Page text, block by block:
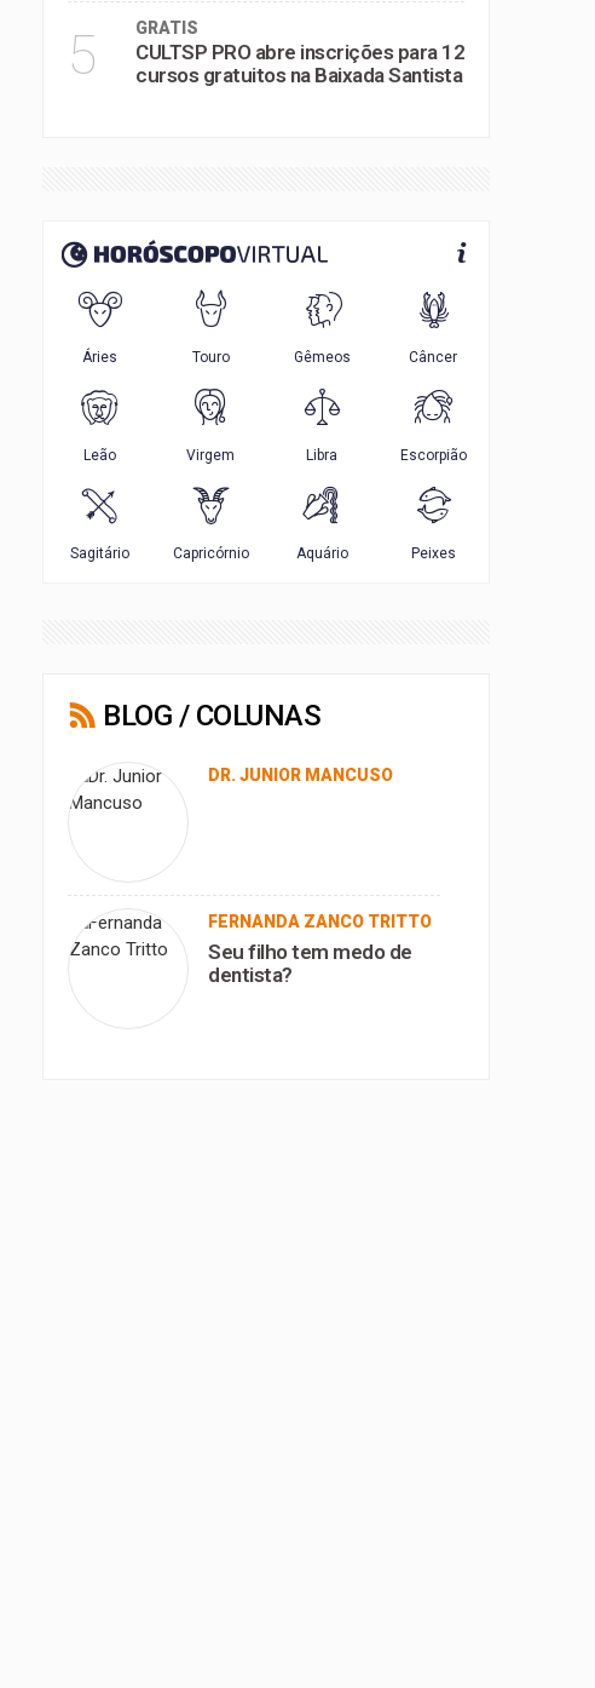
5 GRATIS
CULTSP PRO abre inscrições para 12
cursos gratuitos na Baixada Santista
BLOG / COLUNAS
DR. JUNIOR MANCUSO
FERNANDA ZANCO TRITTO
Seu filho tem medo de
dentista?